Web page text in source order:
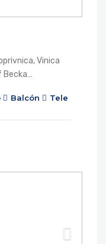
Vinica
Becka…
Balcón Televisión